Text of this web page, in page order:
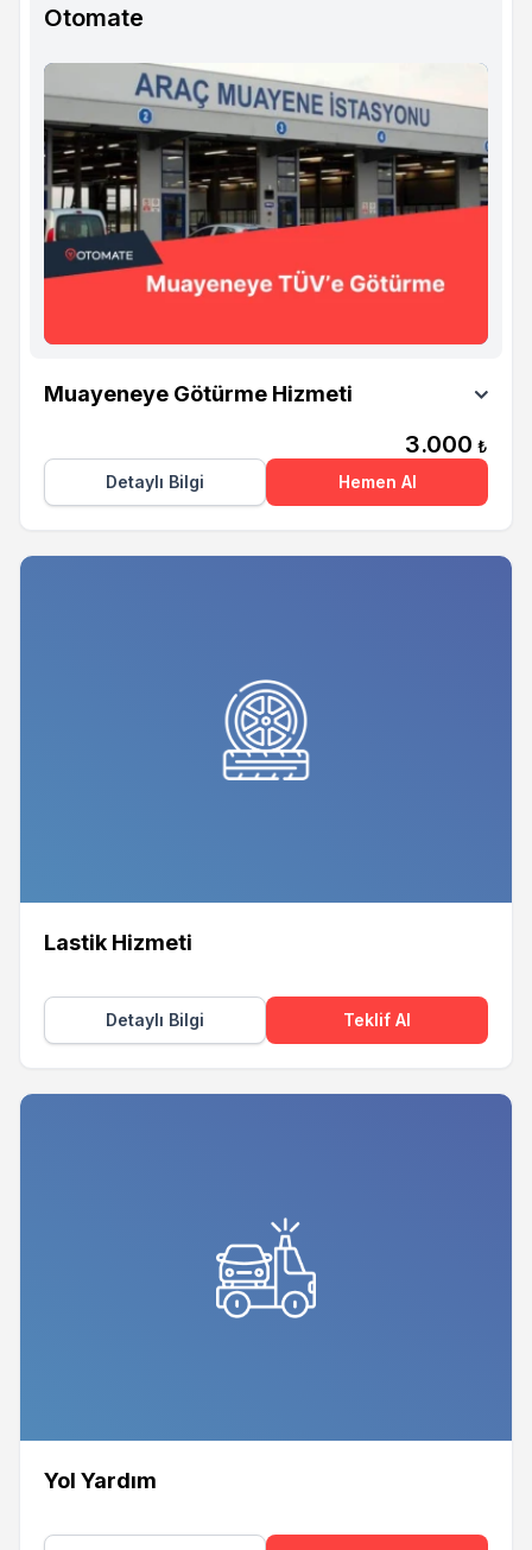
Otomate
Muayeneye Götürme Hizmeti
3.000 ₺
Detaylı Bilgi
Hemen Al
Lastik Hizmeti
Detaylı Bilgi Teklif Al
Yol Yardım